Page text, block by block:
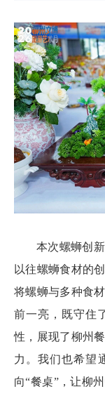
本次螺蛳创
以往螺蛳食材的
将螺蛳与多种食
前一亮，既守住
性，展现了柳州
力。我们也希望
向“餐桌”，让柳